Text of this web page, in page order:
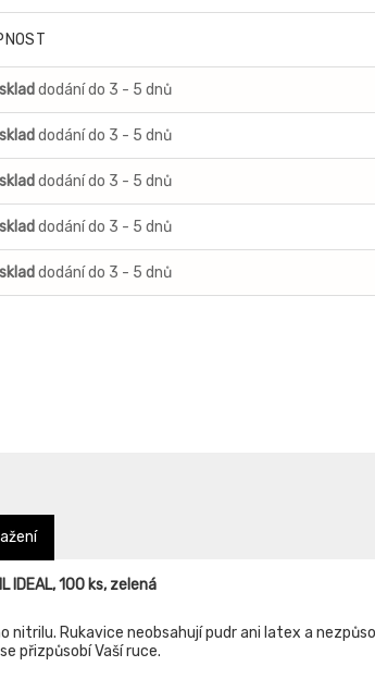
dodání do 3 - 5 dnů
dodání do 3 - 5 dnů
dodání do 3 - 5 dnů
dodání do 3 - 5 dnů
dodání do 3 - 5 dnů
IDEAL, 100 ks, zelená
nitrilu. Rukavice neobsahují pudr ani latex a
přizpůsobí Vaší ruce.